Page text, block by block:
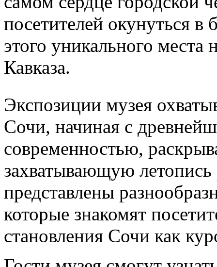
посетителей окунуться в
этого уникального
Кавказа.
Экспозиции музея
Сочи, начиная с
современностью,
захватывающую летопись
представлены
которые знакомят
становления Сочи как